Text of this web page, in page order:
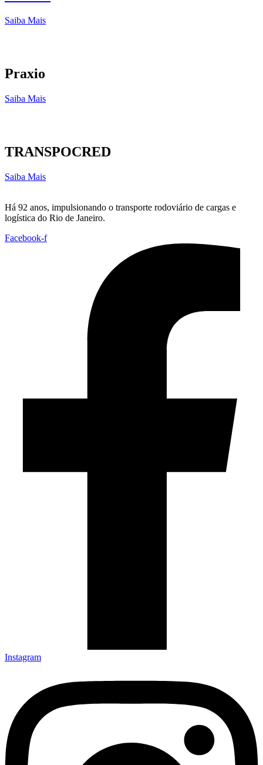
Saiba Mais
Praxio
Saiba Mais
TRANSPOCRED
Saiba Mais
Há 92 anos, impulsionando o transporte rodoviário de cargas e
logística do Rio de Janeiro.
Facebook-f
Instagram